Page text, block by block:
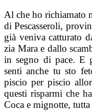
Al che ho richiamato
di Pescasseroli,
già veniva catturato
zia Mara e dallo
in segno di pace. E
senti anche tu sto
piscio per piscio
questi risparmi che
Coca e mignotte,